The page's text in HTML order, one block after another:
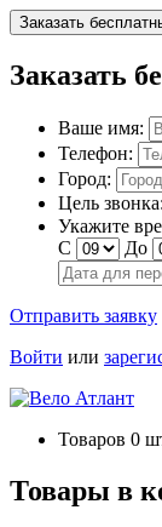
Заказать
Заказать
Ваше имя:
Телефон:
Город:
Цель звонка:
Укажите
С
До
Отправить заявку
Войти или
Товаров 0
Товары в